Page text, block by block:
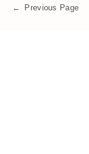
← Previous Page